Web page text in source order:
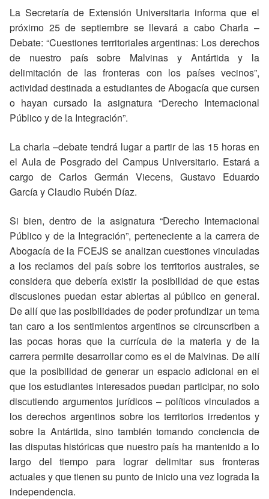
La Secretaría de Extensión Universitaria informa que el
próximo 25 de septiembre se llevará a cabo Charla –
Debate: “Cuestiones territoriales argentinas: Los derechos
de nuestro país sobre Malvinas y Antártida y la
delimitación de las fronteras con los países vecinos”,
actividad destinada a estudiantes de Abogacía que cursen
o hayan cursado la asignatura “Derecho Internacional
Público y de la Integración”.
La charla –debate tendrá lugar a partir de las 15 horas en
el Aula de Posgrado del Campus Universitario. Estará a
cargo de Carlos Germán Viecens, Gustavo Eduardo
García y Claudio Rubén Díaz.
Si bien, dentro de la asignatura “Derecho Internacional
Público y de la Integración”, perteneciente a la carrera de
Abogacía de la FCEJS se analizan cuestiones vinculadas
a los reclamos del país sobre los territorios australes, se
considera que debería existir la posibilidad de que estas
discusiones puedan estar abiertas al público en general.
De allí que las posibilidades de poder profundizar un tema
tan caro a los sentimientos argentinos se circunscriben a
las pocas horas que la currícula de la materia y de la
carrera permite desarrollar como es el de Malvinas. De allí
que la posibilidad de generar un espacio adicional en el
que los estudiantes interesados puedan participar, no solo
discutiendo argumentos jurídicos – políticos vinculados a
los derechos argentinos sobre los territorios irredentos y
sobre la Antártida, sino también tomando conciencia de
las disputas históricas que nuestro país ha mantenido a lo
largo del tiempo para lograr delimitar sus fronteras
actuales y que tienen su punto de inicio una vez lograda la
independencia.